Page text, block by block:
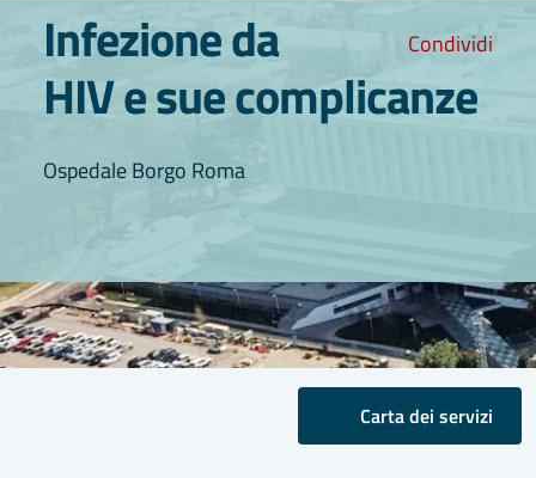
Condividi
Infezione da
HIV e sue complicanze
Ospedale Borgo Roma
Carta dei servizi